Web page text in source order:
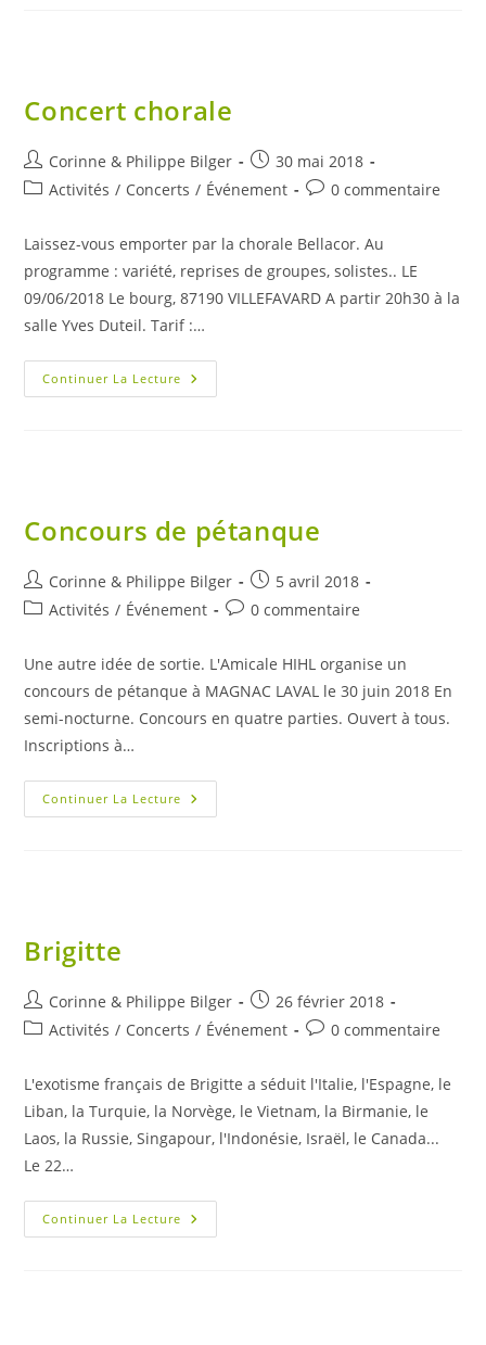
Concert chorale
Auteur/autrice
de
Corinne & Philippe Bilger
Publication
publiée :
30 mai 2018
PostActivités / Concerts / Événement
Commentaires
la
0 commentaire
Laissez-vous emporter par la chorale Bellacor. Au
programme : variété, reprises de groupes, solistes.. LE
09/06/2018 Le bourg, 87190 VILLEFAVARD A partir 20h30 à la
salle Yves Duteil. Tarif :…
Continuer La Lecture Concert
Chorale
Concours de pétanque
Auteur/autrice
de
Corinne & Philippe Bilger
Publication
publiée :
5 avril 2018
PostActivités / Événement
Commentaires
la
0 commentaire
Une autre idée de sortie. L'Amicale HIHL organise un
concours de pétanque à MAGNAC LAVAL le 30 juin 2018 En
semi-nocturne. Concours en quatre parties. Ouvert à tous.
Inscriptions à…
Continuer La Lecture Concours
De
Brigitte
Auteur/autrice
de
Corinne & Philippe Bilger
Publication
publiée :
26 février 2018
PostActivités / Concerts / Événement
Commentaires
la
publication :
0 commentaire
L'exotisme français de Brigitte a séduit l'Italie, l'Espagne, le
Liban, la Turquie, la Norvège, le Vietnam, la Birmanie, le
Laos, la Russie, Singapour, l'Indonésie, Israël, le Canada...
Le 22…
Continuer La Lecture Brigitte